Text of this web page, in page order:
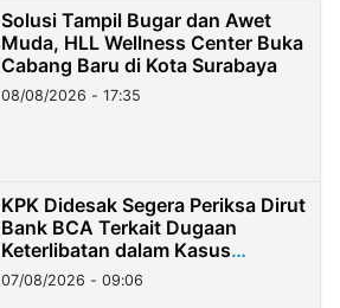
Solusi Tampil Bugar dan Awet
Muda, HLL Wellness Center Buka
Cabang Baru di Kota Surabaya
08/08/2026 - 17:35
KPK Didesak Segera Periksa Dirut
Bank BCA Terkait Dugaan
Keterlibatan dalam Kasus
Hilangnya Dana Nasabah Rp2,58
Miliar
07/08/2026 - 09:06